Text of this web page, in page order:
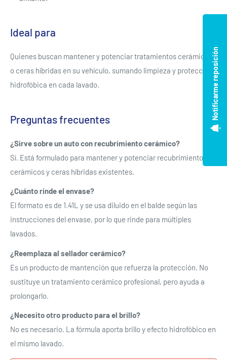
Ideal para
Quienes buscan mantener y potenciar tratamientos cerámicos
o ceras híbridas en su vehículo, sumando limpieza y protección
hidrofóbica en cada lavado.
Preguntas frecuentes
¿Sirve sobre un auto con recubrimiento cerámico?
Sí. Está formulado para mantener y potenciar recubrimientos
cerámicos y ceras híbridas existentes.
¿Cuánto rinde el envase?
El formato es de 1.41L y se usa diluido en el balde según las
instrucciones del envase, por lo que rinde para múltiples
lavados.
¿Reemplaza al sellador cerámico?
Es un producto de mantención que refuerza la protección. No
sustituye un tratamiento cerámico profesional, pero ayuda a
prolongarlo.
¿Necesito otro producto para el brillo?
No es necesario. La fórmula aporta brillo y efecto hidrofóbico en
el mismo lavado.
Notificarme reposición
Se requiere iniciar sesión